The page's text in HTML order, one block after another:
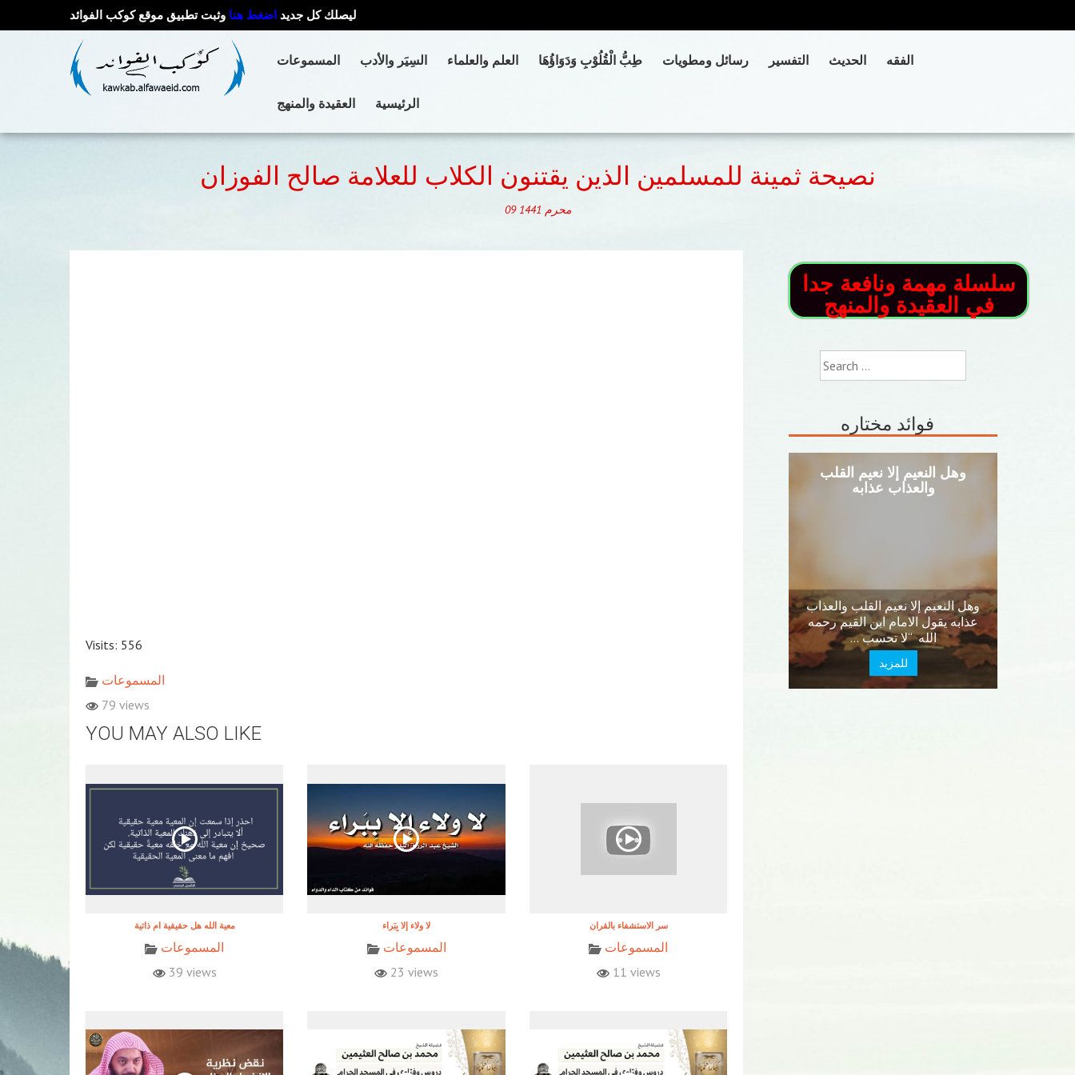
ليصلك كل جديد اضغط هنا وثبت تطبيق موقع كوكب الفوائد
المسموعات السِيَر والأدب العلم والعلماء طِبُّ الْقُلُوْبِ وَدَوَاؤُهَا رسائل ومطويات التفسير الحديث الفقه
العقيدة والمنهج الرئيسية
نصيحة ثمينة للمسلمين الذين يقتنون الكلاب للعلامة صالح الفوزان
09 محرم 1441
Visits: 556
المسموعات
79 views
YOU MAY ALSO LIKE
معية الله هل حقيقية ام ذاتية
المسموعات
39 views
المسموعات
23 views
سر الاستشفاء بالقران‎
المسموعات
11 views
سلسلة مهمة ونافعة جدا
في العقيدة والمنهج
Search
for:
فوائد مختاره
وهل النعيم إلا نعيم القلب
والعذاب عذابه
وهل النعيم إلا نعيم القلب والعذاب
عذابه يقول الامام ابن القيم رحمه
الله “لا تحسب …
للمزيد